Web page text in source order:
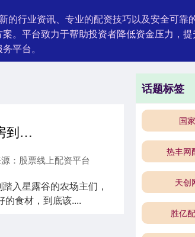
行业资讯、专业的配资技巧以及安全可靠
。平台致力于帮助投资者降低资金压力，
平台。
股升网配资 星露谷物语烹饪指南：从厨房到户外，这些地方藏着美味秘诀
：股票线上配资平台
入星露谷的农场主们，
食材，到底该....
话题标签
国家
热丰网
天创
胜亿